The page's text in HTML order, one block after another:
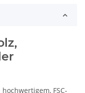
FSC-